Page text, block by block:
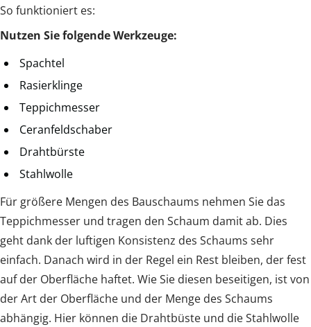
So funktioniert es:
Nutzen Sie folgende Werkzeuge:
Spachtel
Rasierklinge
Teppichmesser
Ceranfeldschaber
Drahtbürste
Stahlwolle
Für größere Mengen des Bauschaums nehmen Sie das
Teppichmesser und tragen den Schaum damit ab. Dies
geht dank der luftigen Konsistenz des Schaums sehr
einfach. Danach wird in der Regel ein Rest bleiben, der fest
auf der Oberfläche haftet. Wie Sie diesen beseitigen, ist von
der Art der Oberfläche und der Menge des Schaums
abhängig. Hier können die Drahtbüste und die Stahlwolle